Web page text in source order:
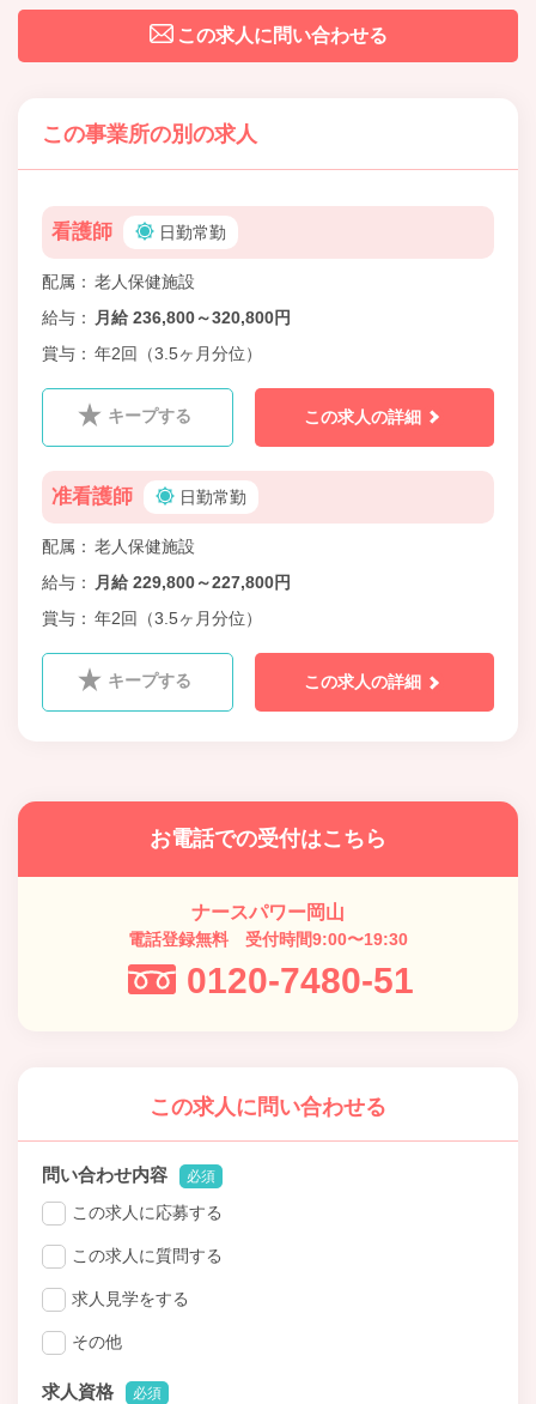
この求人に問い合わせる
この事業所の別の求人
看護師 日勤常勤
配属
老人保健施設
給与
月給 236,800～320,800円
賞与
年2回（3.5ヶ月分位）
キープする この求人の詳細
准看護師 日勤常勤
配属
老人保健施設
給与
月給 229,800～227,800円
賞与
年2回（3.5ヶ月分位）
キープする この求人の詳細
お電話での受付はこちら
ナースパワー岡山
電話登録無料 受付時間9:00〜19:30
0120-7480-51
この求人に問い合わせる
問い合わせ内容 必須
この求人に応募する
この求人に質問する
求人見学をする
その他
求人資格 必須